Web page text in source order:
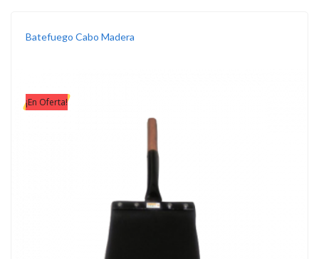
Batefuego Cabo Madera
¡En Oferta!